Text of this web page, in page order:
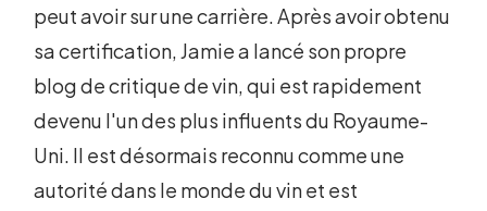
peut avoir sur une carrière. Après avoir obtenu
sa certification, Jamie a lancé son propre
blog de critique de vin, qui est rapidement
devenu l'un des plus influents du Royaume-
Uni. Il est désormais reconnu comme une
autorité dans le monde du vin et est